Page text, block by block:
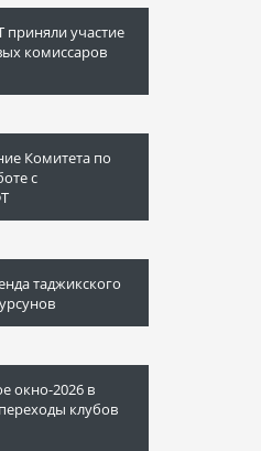
приняли участие
комиссаров
Комитета по
с
таджикского
окно-2026 в
клубов